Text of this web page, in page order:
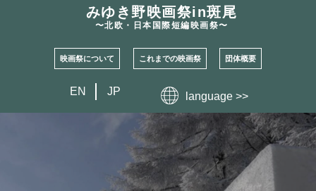
みゆき野映画祭in斑尾
〜北欧・日本国際短編映画祭〜
映画祭について これまでの映画祭 団体概要
EN JP language >>